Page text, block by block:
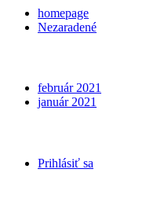
homepage
Nezaradené
február 2021
január 2021
Prihlásiť sa